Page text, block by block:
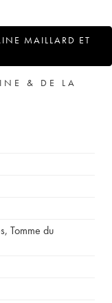
MAILLARD ET
& DE LA
, Tomme du